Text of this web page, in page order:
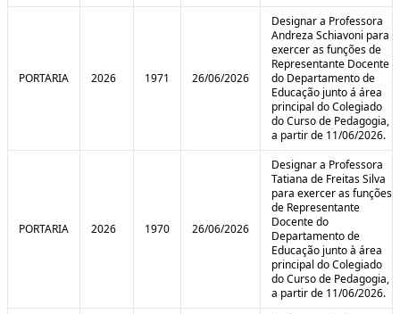
PORTARIA 2026 1971 26/06/2026
Designar a Professora
Andreza Schiavoni para
exercer as funções de
Representante Docente
do Departamento de
Educação junto á área
principal do Colegiado
do Curso de Pedagogia,
a partir de 11/06/2026.
PORTARIA 2026 1970 26/06/2026
Designar a Professora
Tatiana de Freitas Silva
para exercer as funções
de Representante
Docente do
Departamento de
Educação junto à área
principal do Colegiado
do Curso de Pedagogia,
a partir de 11/06/2026.